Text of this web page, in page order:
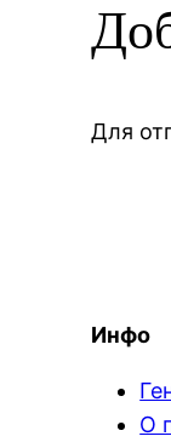
Для
Инфо
О